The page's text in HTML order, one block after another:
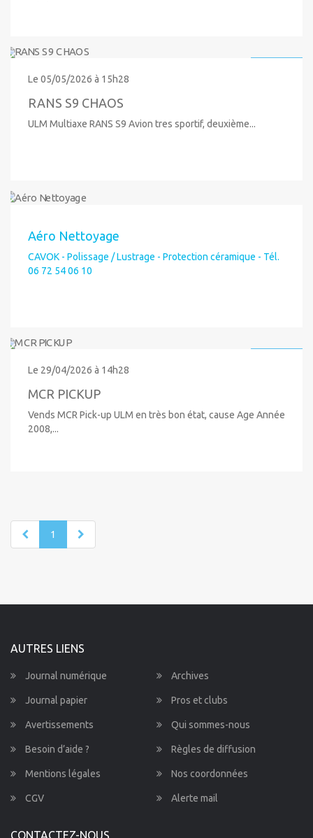
Le 05/05/2026 à 15h28
RANS S9 CHAOS
ULM Multiaxe RANS S9 Avion tres sportif, deuxième...
Aéro Nettoyage
CAVOK - Polissage / Lustrage - Protection céramique - Tél.
06 72 54 06 10
Le 29/04/2026 à 14h28
MCR PICKUP
Vends MCR Pick-up ULM en très bon état, cause Age Année
2008,...
1
AUTRES LIENS
Journal numérique Archives
Journal papier Pros et clubs
Avertissements Qui sommes-nous
Besoin d’aide ? Règles de diffusion
Mentions légales Nos coordonnées
CGV Alerte mail
CONTACTEZ-NOUS